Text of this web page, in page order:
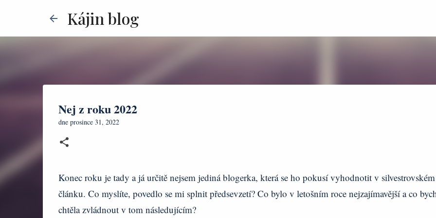
Kájin blog
Nej z roku 2022
dne prosince 31, 2022
Konec roku je tady a já určitě nejsem jediná blogerka, která se ho pokusí vyhodnotit v silvestrovském
článku. Co myslíte, povedlo se mi splnit předsevzetí? Co bylo v letošním roce nejzajímavější a co
chtěla zvládnout v tom následujícím?